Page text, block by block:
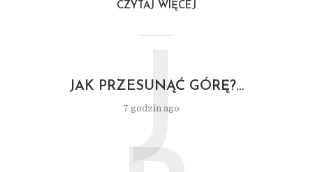
CZYTAJ WIĘCEJ
JAK PRZESUNĄĆ GÓRĘ?…
7 godzin ago
J